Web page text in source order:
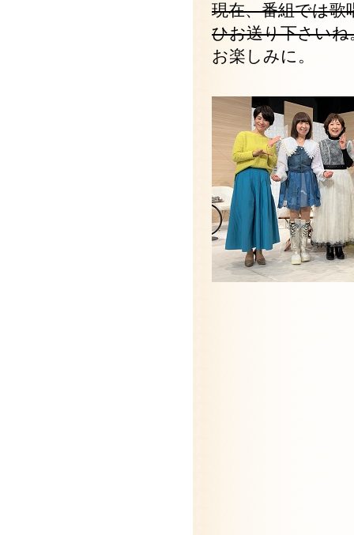
現在、番組では
ひお送り下さいね
お楽しみに。